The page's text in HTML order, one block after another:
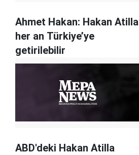
Ahmet Hakan: Hakan Atilla
her an Türkiye’ye
getirilebilir
ABD'deki Hakan Atilla